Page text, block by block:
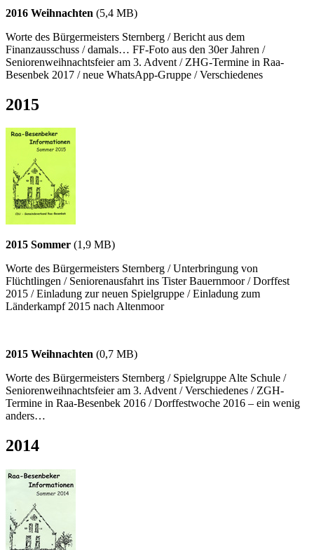
2016 Weihnachten (5,4 MB)
Worte des Bürgermeisters Sternberg / Bericht aus dem
Finanzausschuss / damals… FF-Foto aus den 30er Jahren /
Seniorenweihnachtsfeier am 3. Advent / ZHG-Termine in Raa-
Besenbek 2017 / neue WhatsApp-Gruppe / Verschiedenes
2015
2015 Sommer (1,9 MB)
Worte des Bürgermeisters Sternberg / Unterbringung von
Flüchtlingen / Seniorenausfahrt ins Tister Bauernmoor / Dorffest
2015 / Einladung zur neuen Spielgruppe / Einladung zum
Länderkampf 2015 nach Altenmoor
2015 Weihnachten (0,7 MB)
Worte des Bürgermeisters Sternberg / Spielgruppe Alte Schule /
Seniorenweihnachtsfeier am 3. Advent / Verschiedenes / ZGH-
Termine in Raa-Besenbek 2016 / Dorffestwoche 2016 – ein wenig
anders…
2014